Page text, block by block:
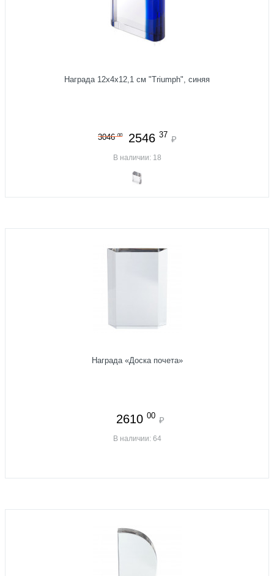
Награда 12x4x12,1 см "Triumph", синяя
3046 00 2546 37 ₽
В наличии: 18
Награда «Доска почета»
2610 00 ₽
В наличии: 64